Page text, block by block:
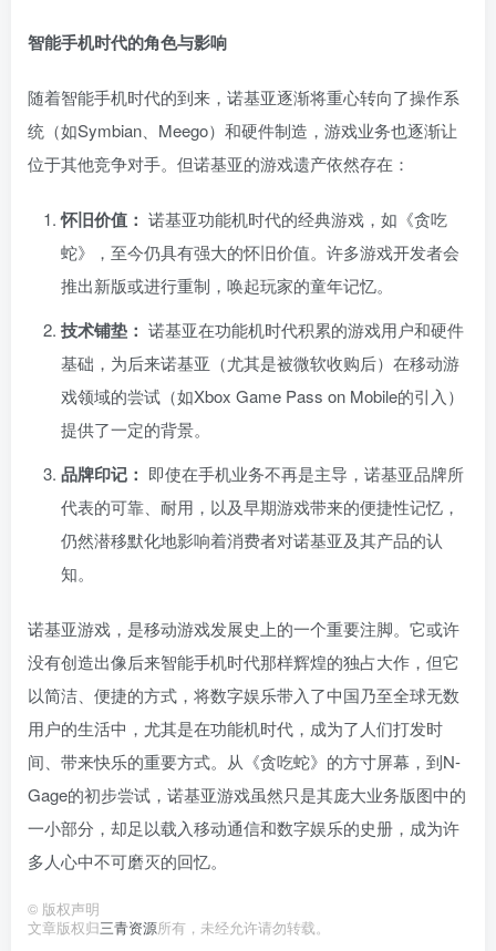
智能手机时代的角色与影响
随着智能手机时代的到来，诺基亚逐渐将重心转向了操作系
统（如Symbian、Meego）和硬件制造，游戏业务也逐渐让
位于其他竞争对手。但诺基亚的游戏遗产依然存在：
怀旧价值： 诺基亚功能机时代的经典游戏，如《贪吃
蛇》，至今仍具有强大的怀旧价值。许多游戏开发者会
推出新版或进行重制，唤起玩家的童年记忆。
技术铺垫： 诺基亚在功能机时代积累的游戏用户和硬件
基础，为后来诺基亚（尤其是被微软收购后）在移动游
戏领域的尝试（如Xbox Game Pass on Mobile的引入）
提供了一定的背景。
品牌印记： 即使在手机业务不再是主导，诺基亚品牌所
代表的可靠、耐用，以及早期游戏带来的便捷性记忆，
仍然潜移默化地影响着消费者对诺基亚及其产品的认
知。
诺基亚游戏，是移动游戏发展史上的一个重要注脚。它或许
没有创造出像后来智能手机时代那样辉煌的独占大作，但它
以简洁、便捷的方式，将数字娱乐带入了中国乃至全球无数
用户的生活中，尤其是在功能机时代，成为了人们打发时
间、带来快乐的重要方式。从《贪吃蛇》的方寸屏幕，到N-
Gage的初步尝试，诺基亚游戏虽然只是其庞大业务版图中的
一小部分，却足以载入移动通信和数字娱乐的史册，成为许
多人心中不可磨灭的回忆。
© 版权声明
文章版权归三青资源所有，未经允许请勿转载。